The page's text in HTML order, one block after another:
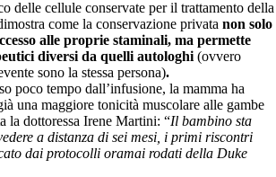
delle cellule conservate per il trattamento della
come la conservazione privata non solo
alle proprie staminali, ma permette
diversi da quelli autologhi (ovvero
sono la stessa persona).
poco tempo dall’infusione, la mamma ha
una maggiore tonicità muscolare alle gambe
la dottoressa Irene Martini: “Il bambino sta
a distanza di sei mesi, i primi riscontri
dai protocolli oramai rodati della Duke